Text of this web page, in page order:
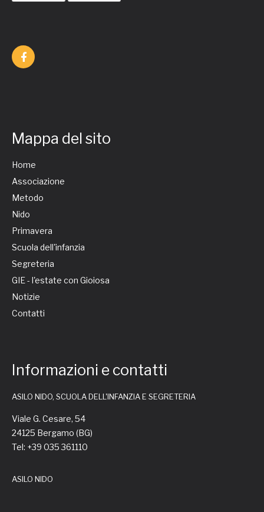
Mappa del sito
Home
Associazione
Metodo
Nido
Primavera
Scuola dell'infanzia
Segreteria
GIE - l'estate con Gioiosa
Notizie
Contatti
Informazioni e contatti
ASILO NIDO, SCUOLA DELL'INFANZIA E SEGRETERIA
Viale G. Cesare, 54
24125 Bergamo (BG)
Tel: +39 035 361110
ASILO NIDO